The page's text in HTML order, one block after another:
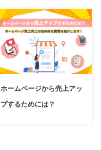
ホームページから売上アッ
プするためには？